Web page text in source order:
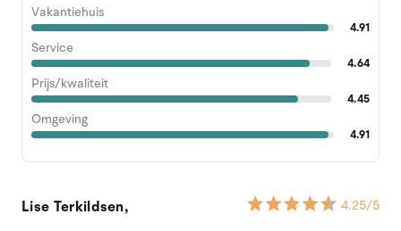
Vakantiehuis
4.91
Service
4.64
Prijs/kwaliteit
4.45
Omgeving
4.91
Lise Terkildsen, 4.25/5